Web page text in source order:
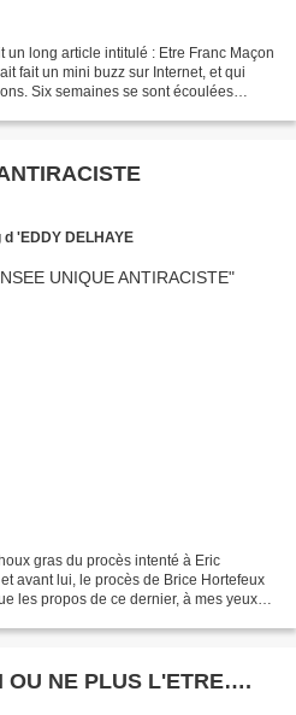
un long article intitulé : Etre Franc Maçon
fait un mini buzz sur Internet, et qui
Six semaines se sont écoulées
'EDDY DELHAYE
gras du procès intenté à Eric
avant lui, le procès de Brice Hortefeux
les propos de ce dernier, à mes yeux
OU NE PLUS L'ETRE….